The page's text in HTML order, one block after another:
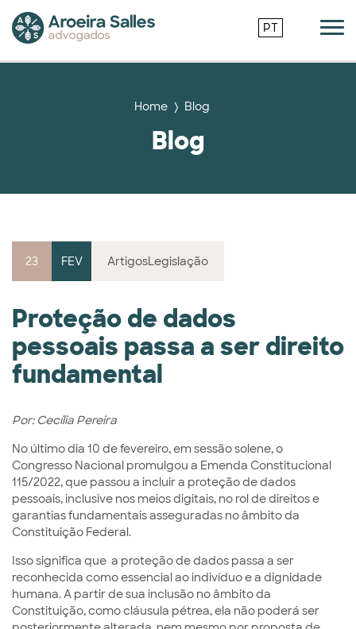
PT
Home Blog
Blog
23 FEV ArtigosLegislação
Proteção de dados
pessoais passa a ser direito
fundamental
Por: Cecília Pereira
No último dia 10 de fevereiro, em sessão solene, o
Congresso Nacional promulgou a Emenda Constitucional
115/2022, que passou a incluir a proteção de dados
pessoais, inclusive nos meios digitais, no rol de direitos e
garantias fundamentais asseguradas no âmbito da
Constituição Federal.
Isso significa que a proteção de dados passa a ser
reconhecida como essencial ao indivíduo e a dignidade
humana. A partir de sua inclusão no âmbito da
Constituição, como cláusula pétrea, ela não poderá ser